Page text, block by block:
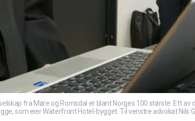
fra Møre og Romsdal er blant Norges 100 største. Ett
som eier Waterfront Hotel-bygget. Til venstre advokat